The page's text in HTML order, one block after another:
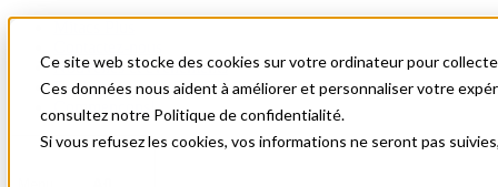
Ce site web stocke des cookies sur votre ordinateur pour
Ces données nous aident à améliorer et personnaliser votre
consultez notre Politique de confidentialité.
Si vous refusez les cookies, vos informations ne seront pas
Nouvelles et événements
English
Commençons!